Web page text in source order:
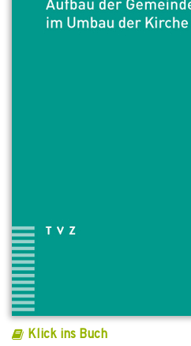
Klick ins Buch